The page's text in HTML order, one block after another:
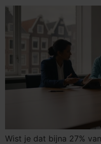
Wist je dat bijna 27%